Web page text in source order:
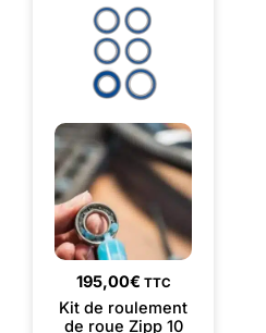
195,00€ TTC
Kit de roulement
de roue Zipp 10